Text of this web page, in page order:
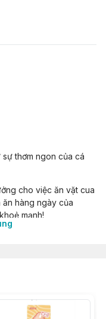
thơm ngon của cá
cho việc ăn vặt cua
hàng ngày của
mạnh!
bổ sung cho thú cưng
Dry Food, cho chế
màu nhân tạo